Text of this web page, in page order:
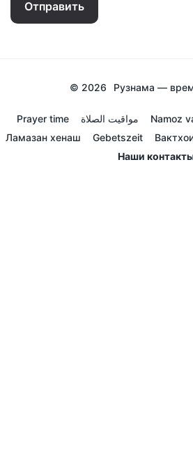
Отправить
© 2026 Рузнама —
Prayer time مواقيت الصلاة Namoz
Ламазан хенаш
Gebetszeit
Наши